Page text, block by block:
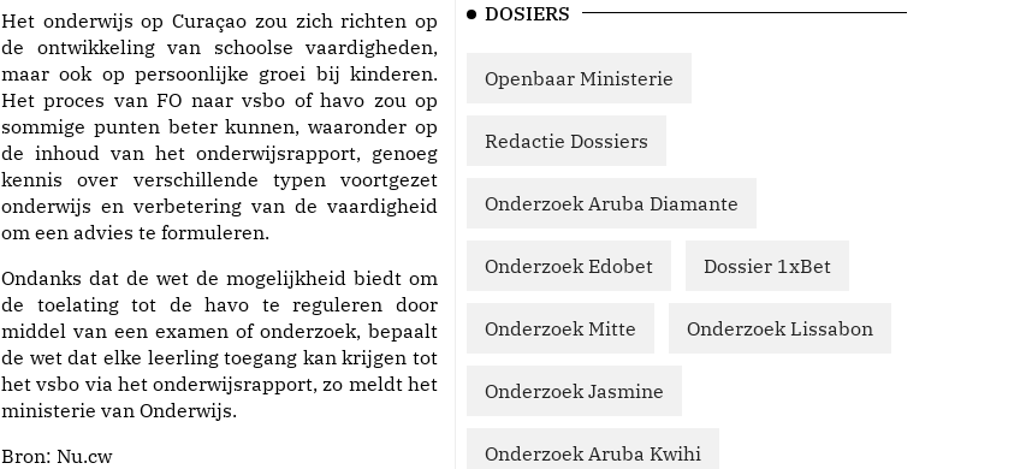
Het onderwijs op Curaçao zou zich richten op
de ontwikkeling van schoolse vaardigheden,
maar ook op persoonlijke groei bij kinderen.
Het proces van FO naar vsbo of havo zou op
sommige punten beter kunnen, waaronder op
de inhoud van het onderwijsrapport, genoeg
kennis over verschillende typen voortgezet
onderwijs en verbetering van de vaardigheid
om een advies te formuleren.
Ondanks dat de wet de mogelijkheid biedt om
de toelating tot de havo te reguleren door
middel van een examen of onderzoek, bepaalt
de wet dat elke leerling toegang kan krijgen tot
het vsbo via het onderwijsrapport, zo meldt het
ministerie van Onderwijs.
Bron: Nu.cw
DOSIERS
Openbaar Ministerie
Redactie Dossiers
Onderzoek Aruba Diamante
Onderzoek Edobet Dossier 1xBet
Onderzoek Mitte Onderzoek Lissabon
Onderzoek Jasmine
Onderzoek Aruba Kwihi